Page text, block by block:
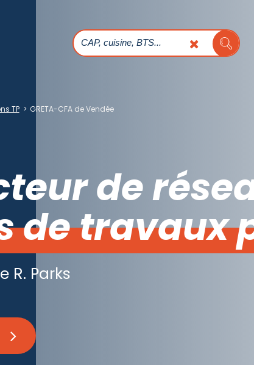
TP > GRETA-CFA de Vendée
de
de travaux
R. Parks